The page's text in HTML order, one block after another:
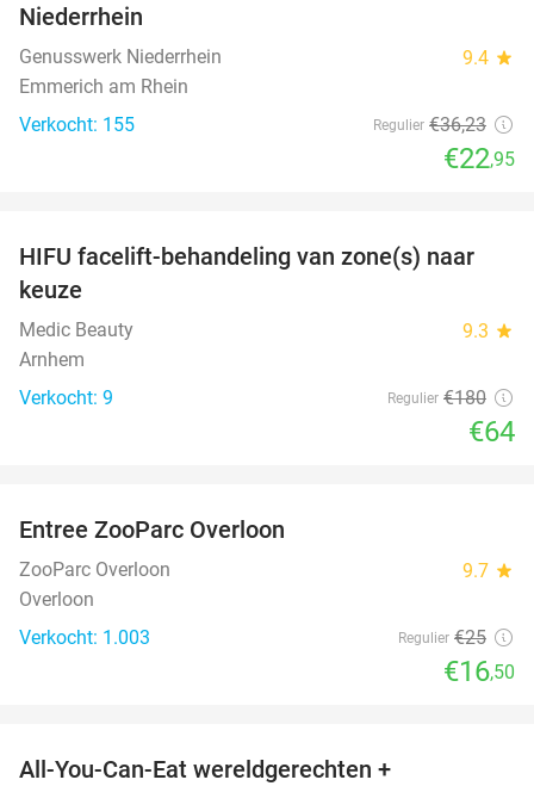
Niederrhein
Genusswerk Niederrhein 9.4 star
Emmerich am Rhein
Verkocht: 155
Regulier €36,23
€22,95
64%
HIFU facelift-behandeling van zone(s) naar
keuze
Medic Beauty 9.3 star
Arnhem
Verkocht: 9
Regulier €180
€64
Entree ZooParc Overloon
ZooParc Overloon 9.7 star
Overloon
Verkocht: 1.003
Regulier €25
€16,50
All-You-Can-Eat wereldgerechten +